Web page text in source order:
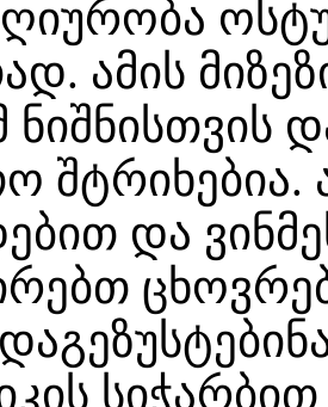
ამის
ნიშნისთვის
შტრიხებია.
და